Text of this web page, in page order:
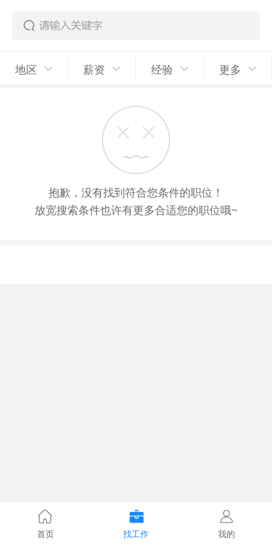
地区 薪资 经验 更多
抱歉，没有找到符合您条件的职位！
放宽搜索条件也许有更多合适您的职位哦~
首页 找工作 我的